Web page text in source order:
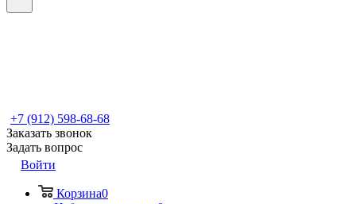
+7 (912) 598-68-68
Заказать звонок
Задать вопрос
Войти
Корзина0